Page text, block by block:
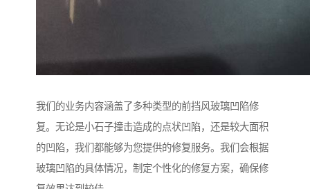
我们的业务内容涵盖了多种类型的前挡风玻璃凹陷修
复。无论是小石子撞击造成的点状凹陷，还是较大面积
的凹陷，我们都能够为您提供的修复服务。我们会根据
玻璃凹陷的具体情况，制定个性化的修复方案，确保修